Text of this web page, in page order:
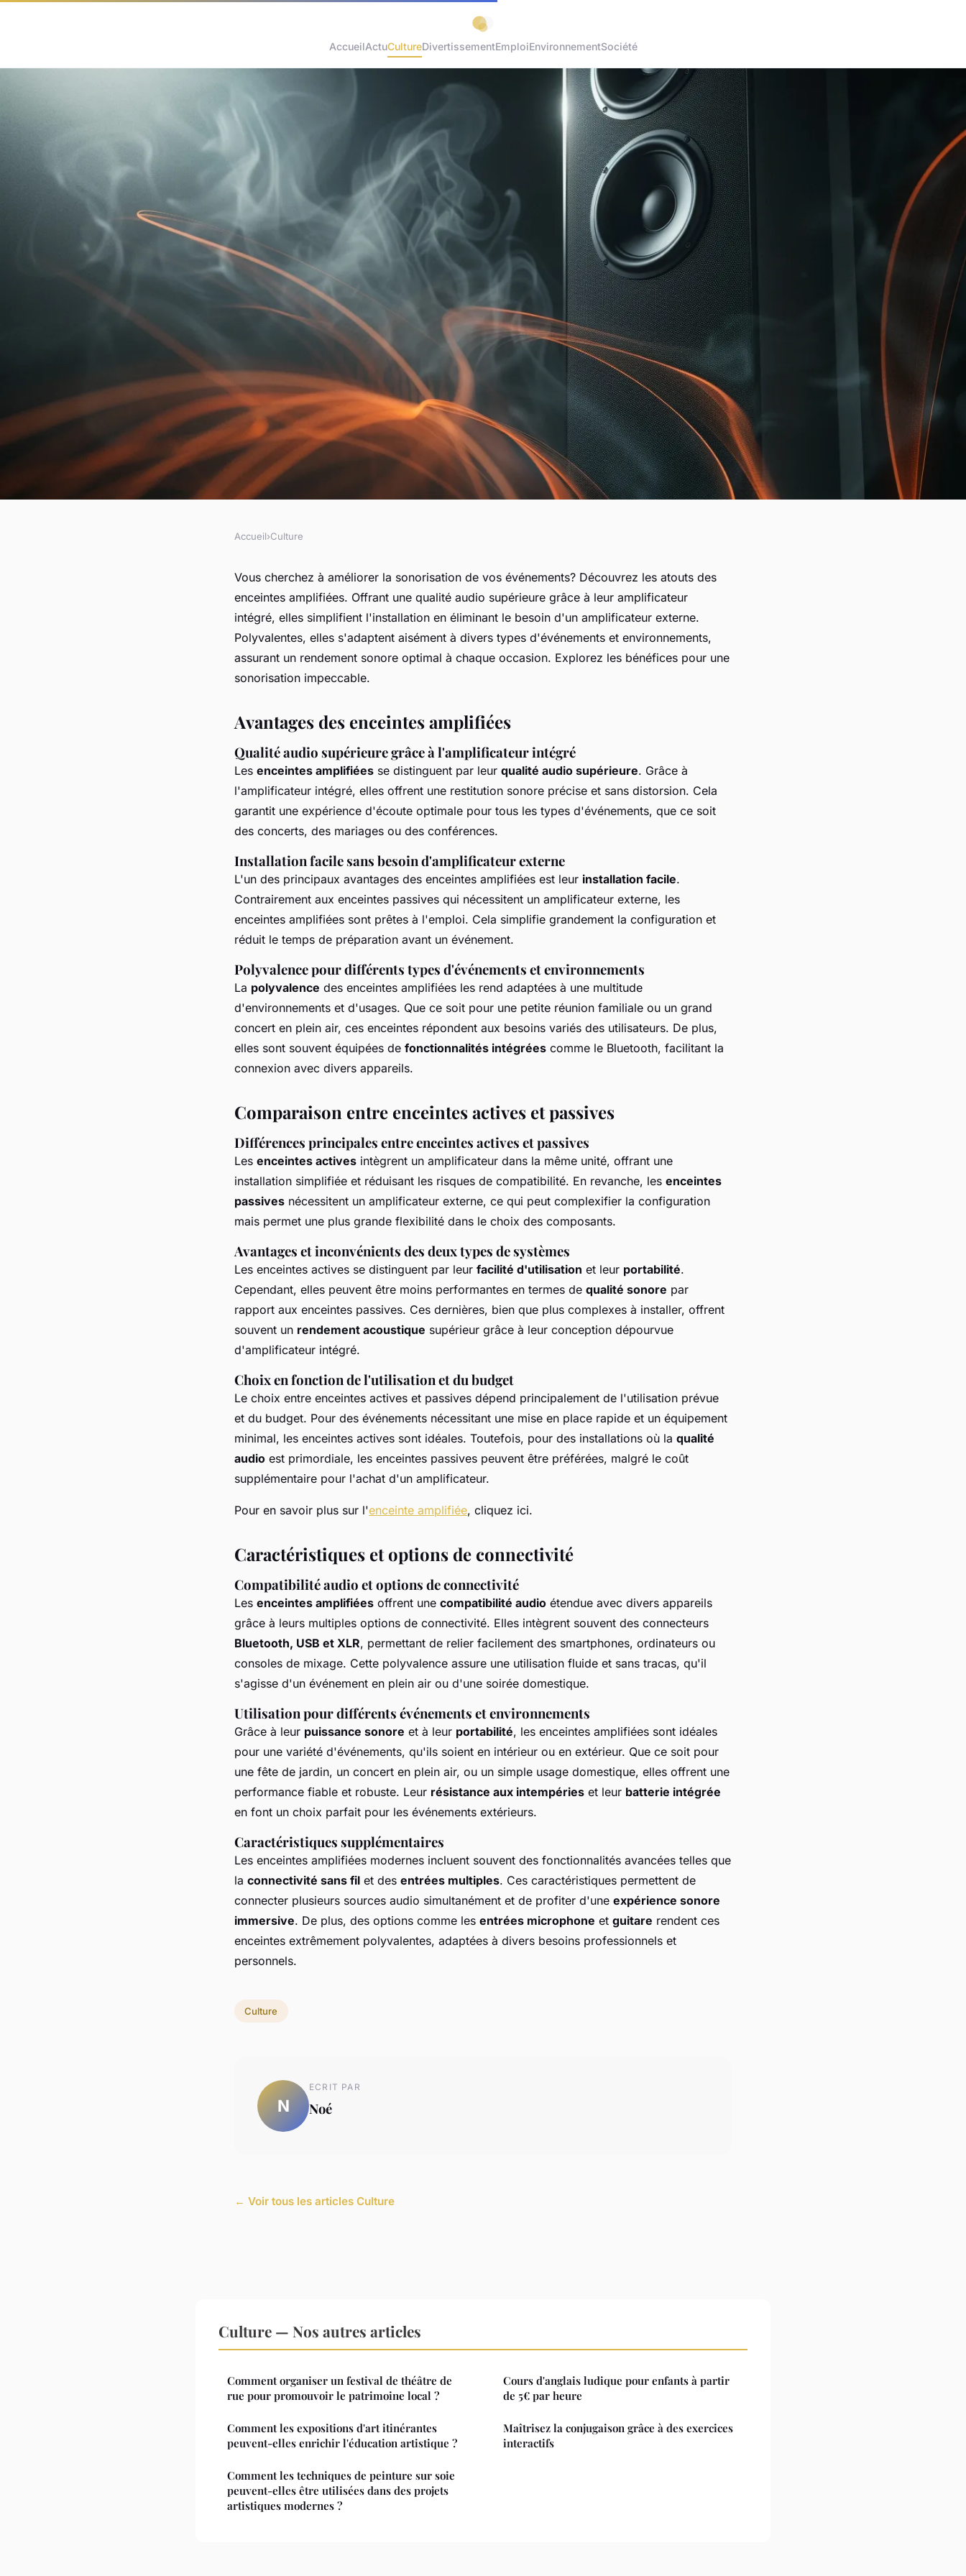
AccueilActuCultureDivertissementEmploiEnvironnementSociété
Les avantages d'une enceinte amplifiée
pour votre sonorisation
Accueil›Culture
Vous cherchez à améliorer la sonorisation de vos événements? Découvrez les atouts des
enceintes amplifiées. Offrant une qualité audio supérieure grâce à leur amplificateur
intégré, elles simplifient l'installation en éliminant le besoin d'un amplificateur externe.
Polyvalentes, elles s'adaptent aisément à divers types d'événements et environnements,
assurant un rendement sonore optimal à chaque occasion. Explorez les bénéfices pour une
sonorisation impeccable.
Avantages des enceintes amplifiées
Qualité audio supérieure grâce à l'amplificateur intégré
Les enceintes amplifiées se distinguent par leur qualité audio supérieure. Grâce à
l'amplificateur intégré, elles offrent une restitution sonore précise et sans distorsion. Cela
garantit une expérience d'écoute optimale pour tous les types d'événements, que ce soit
des concerts, des mariages ou des conférences.
Installation facile sans besoin d'amplificateur externe
L'un des principaux avantages des enceintes amplifiées est leur installation facile.
Contrairement aux enceintes passives qui nécessitent un amplificateur externe, les
enceintes amplifiées sont prêtes à l'emploi. Cela simplifie grandement la configuration et
réduit le temps de préparation avant un événement.
Polyvalence pour différents types d'événements et environnements
La polyvalence des enceintes amplifiées les rend adaptées à une multitude
d'environnements et d'usages. Que ce soit pour une petite réunion familiale ou un grand
concert en plein air, ces enceintes répondent aux besoins variés des utilisateurs. De plus,
elles sont souvent équipées de fonctionnalités intégrées comme le Bluetooth, facilitant la
connexion avec divers appareils.
Comparaison entre enceintes actives et passives
Différences principales entre enceintes actives et passives
Les enceintes actives intègrent un amplificateur dans la même unité, offrant une
installation simplifiée et réduisant les risques de compatibilité. En revanche, les enceintes
passives nécessitent un amplificateur externe, ce qui peut complexifier la configuration
mais permet une plus grande flexibilité dans le choix des composants.
Avantages et inconvénients des deux types de systèmes
Les enceintes actives se distinguent par leur facilité d'utilisation et leur portabilité.
Cependant, elles peuvent être moins performantes en termes de qualité sonore par
rapport aux enceintes passives. Ces dernières, bien que plus complexes à installer, offrent
souvent un rendement acoustique supérieur grâce à leur conception dépourvue
d'amplificateur intégré.
Choix en fonction de l'utilisation et du budget
Le choix entre enceintes actives et passives dépend principalement de l'utilisation prévue
et du budget. Pour des événements nécessitant une mise en place rapide et un équipement
minimal, les enceintes actives sont idéales. Toutefois, pour des installations où la qualité
audio est primordiale, les enceintes passives peuvent être préférées, malgré le coût
supplémentaire pour l'achat d'un amplificateur.
Pour en savoir plus sur l'enceinte amplifiée, cliquez ici.
Caractéristiques et options de connectivité
Compatibilité audio et options de connectivité
Les enceintes amplifiées offrent une compatibilité audio étendue avec divers appareils
grâce à leurs multiples options de connectivité. Elles intègrent souvent des connecteurs
Bluetooth, USB et XLR, permettant de relier facilement des smartphones, ordinateurs ou
consoles de mixage. Cette polyvalence assure une utilisation fluide et sans tracas, qu'il
s'agisse d'un événement en plein air ou d'une soirée domestique.
Utilisation pour différents événements et environnements
Grâce à leur puissance sonore et à leur portabilité, les enceintes amplifiées sont idéales
pour une variété d'événements, qu'ils soient en intérieur ou en extérieur. Que ce soit pour
une fête de jardin, un concert en plein air, ou un simple usage domestique, elles offrent une
performance fiable et robuste. Leur résistance aux intempéries et leur batterie intégrée
en font un choix parfait pour les événements extérieurs.
Caractéristiques supplémentaires
Les enceintes amplifiées modernes incluent souvent des fonctionnalités avancées telles que
la connectivité sans fil et des entrées multiples. Ces caractéristiques permettent de
connecter plusieurs sources audio simultanément et de profiter d'une expérience sonore
immersive. De plus, des options comme les entrées microphone et guitare rendent ces
enceintes extrêmement polyvalentes, adaptées à divers besoins professionnels et
personnels.
Culture
N
ECRIT PAR
Noé
← Voir tous les articles Culture
Culture — Nos autres articles
Comment organiser un festival de théâtre de
rue pour promouvoir le patrimoine local ?
Comment les expositions d'art itinérantes
peuvent-elles enrichir l'éducation artistique ?
Comment les techniques de peinture sur soie
peuvent-elles être utilisées dans des projets
artistiques modernes ?
Cours d'anglais ludique pour enfants à partir
de 5€ par heure
Maîtrisez la conjugaison grâce à des exercices
interactifs